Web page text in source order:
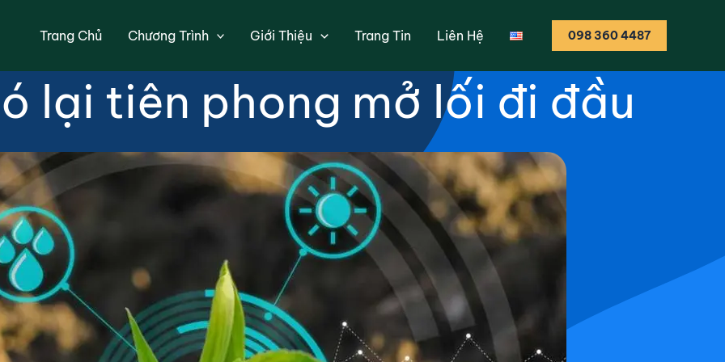
Trang Chủ Chương Trình Giới Thiệu Trang Tin Liên Hệ 098 360 4487
đổi số ngành nông nghiệp:
lại tiên phong mở lối đi đầu